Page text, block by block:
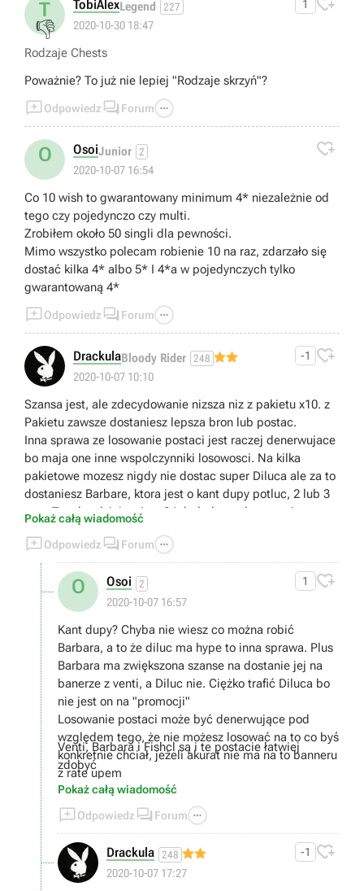
T
👎
TobiAlexLegend 227
2020-10-30 18:47
1
Rodzaje Chests
Poważnie? To już nie lepiej "Rodzaje skrzyń"?
Odpowiedz  Forum 
O OsoiJunior 2
2020-10-07 16:54

Co 10 wish to gwarantowany minimum 4* niezależnie od
tego czy pojedynczo czy multi.
Zrobiłem około 50 singli dla pewności.
Mimo wszystko polecam robienie 10 na raz, zdarzało się
dostać kilka 4* albo 5* I 4*a w pojedynczych tylko
gwarantowaną 4*
Odpowiedz  Forum 
DrackulaBloody Rider 248
2020-10-07 10:10
-1 
Szansa jest, ale zdecydowanie nizsza niz z pakietu x10. z
Pakietu zawsze dostaniesz lepsza bron lub postac.
Inna sprawa ze losowanie postaci jest raczej denerwujace
bo maja one inne wspolczynniki losowosci. Na kilka
pakietowe mozesz nigdy nie dostac super Diluca ale za to
dostaniesz Barbare, ktora jest o kant dupy potluc, 2 lub 3
razy. Tym bardziej ze jest 24 dodatkowych postaci.
Pokaż całą wiadomość
Odpowiedz  Forum 
O Osoi 2
2020-10-07 16:57
1 
Kant dupy? Chyba nie wiesz co można robić
Barbara, a to że diluc ma hype to inna sprawa. Plus
Barbara ma zwiększona szanse na dostanie jej na
banerze z venti, a Diluc nie. Ciężko trafić Diluca bo
nie jest on na "promocji"
Losowanie postaci może być denerwujące pod
względem tego, że nie możesz losować na to co byś
konkretnie chciał, jeżeli akurat nie ma na to banneru
z rate upem
Venti, Barbara i Fishcl są i te postacie łatwiej
zdobyć
Pokaż całą wiadomość
Odpowiedz  Forum 
Drackula 248
2020-10-07 17:27
-1 